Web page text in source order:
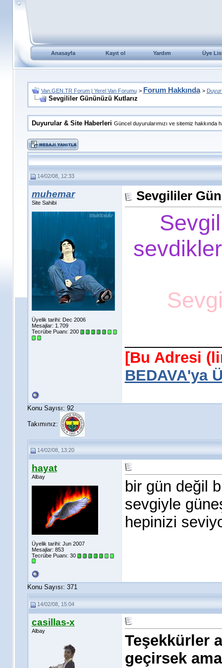
Anasayfa Kayıt ol Yardım Üye
Van.GEN.TR Forum | Yerel Van Forumu > Forum Hakkında >
Sevgililer Gününüzü Kutlarız
Duyurular & Site Haberleri Güncel duyurularımızı ve sitemiz hakkında
14/02/08, 12:33
muhemar
Site Sahibi
Üyelik tarihi: Dec 2006
Mesajlar: 1.709
Tecrübe Puanı: 200
Sevgililer
[Bu Adresi
BEDAVA'ya
Konu Sayısı: 92
Takımınız:
14/02/08, 13:20
hayat
Albay
Üyelik tarihi: Jun 2007
Mesajlar: 853
Tecrübe Puanı: 30
bir gün değil
sevgiyle
hepinizi
Konu Sayısı: 371
14/02/08, 15:04
casillas-x
Albay
Teşekkürler
geçirsek